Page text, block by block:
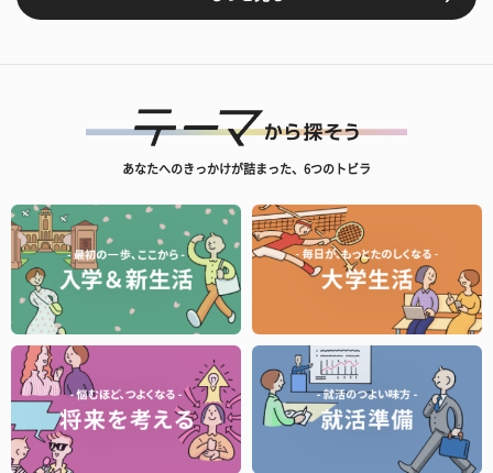
あなたへのきっかけが詰まった、6つのトビラ